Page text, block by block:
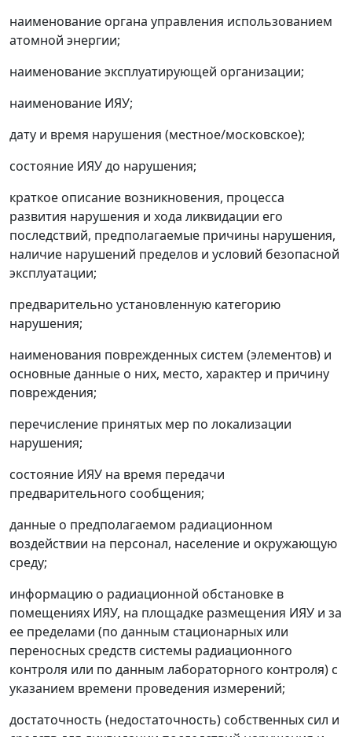
наименование органа управления использованием
атомной энергии;
наименование эксплуатирующей организации;
наименование ИЯУ;
дату и время нарушения (местное/московское);
состояние ИЯУ до нарушения;
краткое описание возникновения, процесса
развития нарушения и хода ликвидации его
последствий, предполагаемые причины нарушения,
наличие нарушений пределов и условий безопасной
эксплуатации;
предварительно установленную категорию
нарушения;
наименования поврежденных систем (элементов) и
основные данные о них, место, характер и причину
повреждения;
перечисление принятых мер по локализации
нарушения;
состояние ИЯУ на время передачи
предварительного сообщения;
данные о предполагаемом радиационном
воздействии на персонал, население и окружающую
среду;
информацию о радиационной обстановке в
помещениях ИЯУ, на площадке размещения ИЯУ и за
ее пределами (по данным стационарных или
переносных средств системы радиационного
контроля или по данным лабораторного контроля) с
указанием времени проведения измерений;
достаточность (недостаточность) собственных сил и